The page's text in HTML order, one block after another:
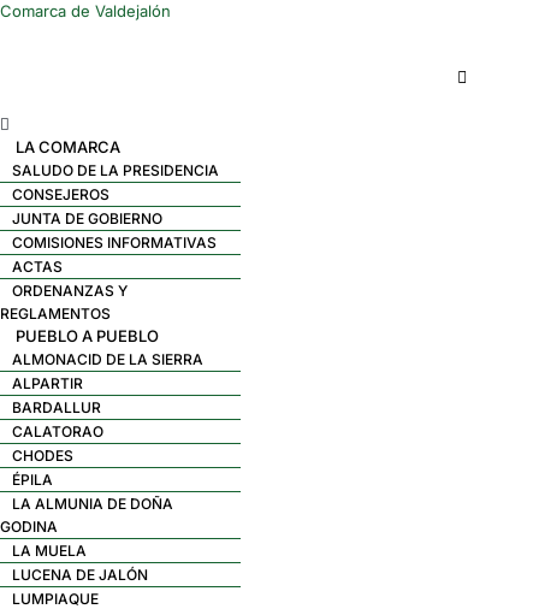
Comarca de Valdejalón
Menú
LA COMARCA
SALUDO DE LA PRESIDENCIA
CONSEJEROS
JUNTA DE GOBIERNO
COMISIONES INFORMATIVAS
ACTAS
ORDENANZAS Y
REGLAMENTOS
PUEBLO A PUEBLO
ALMONACID DE LA SIERRA
ALPARTIR
BARDALLUR
CALATORAO
CHODES
ÉPILA
LA ALMUNIA DE DOÑA
GODINA
LA MUELA
LUCENA DE JALÓN
LUMPIAQUE